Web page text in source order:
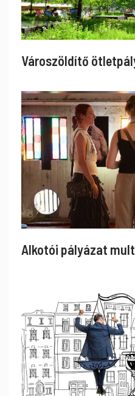
Városzöldítő
Alkotói pályázat